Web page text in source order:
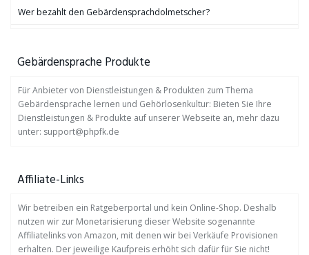
Wer bezahlt den Gebärdensprachdolmetscher?
Gebärdensprache Produkte
Für Anbieter von Dienstleistungen & Produkten zum Thema
Gebärdensprache lernen und Gehörlosenkultur: Bieten Sie Ihre
Dienstleistungen & Produkte auf unserer Webseite an, mehr dazu
unter: support@phpfk.de
Affiliate-Links
Wir betreiben ein Ratgeberportal und kein Online-Shop. Deshalb
nutzen wir zur Monetarisierung dieser Website sogenannte
Affiliatelinks von Amazon, mit denen wir bei Verkäufe Provisionen
erhalten. Der jeweilige Kaufpreis erhöht sich dafür für Sie nicht!